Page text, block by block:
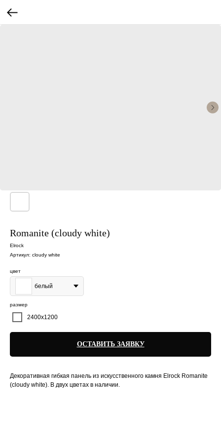
Romanite (cloudy white)
Elrock
Артикул: cloudy white
цвет
белый
размер
2400х1200
ОСТАВИТЬ ЗАЯВКУ
Декоративная гибкая панель из искусственного камня Elrock Romanite
(cloudy white). В двух цветах в наличии.